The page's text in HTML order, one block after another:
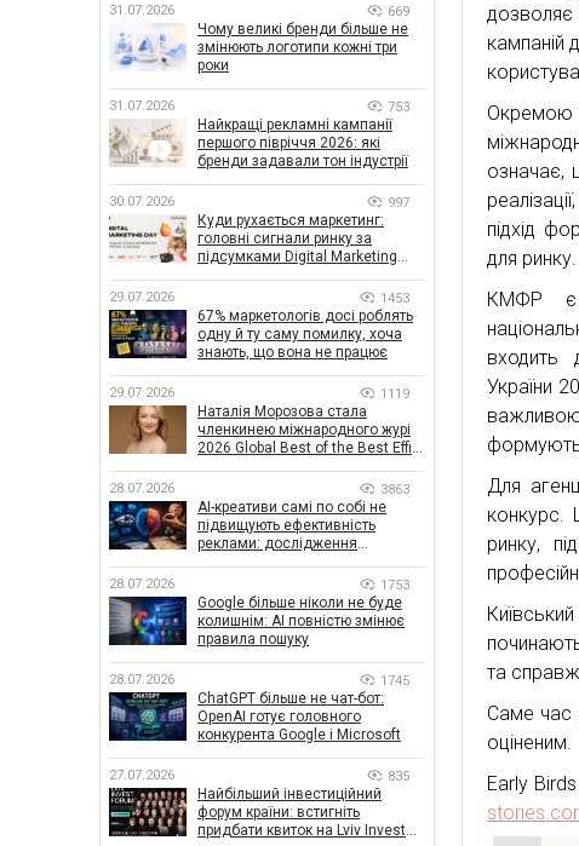
дозволяє
кампаній
Окремою
означає,
підхід
для ринку.
КМФР є
входить
України
формують
Для
конкурс.
ринку,
та
Саме час
оціненим.
Early
31.07.2026 669
Чому великі бренди більше не
змінюють логотипи кожні три
роки
31.07.2026 753
Найкращі рекламні кампанії
першого півріччя 2026: які
бренди задавали тон індустрії
30.07.2026 997
Куди рухається маркетинг:
головні сигнали ринку за
підсумками Digital Marketing
29.07.2026 1453
67% маркетологів досі роблять
одну й ту саму помилку, хоча
знають, що вона не працює
29.07.2026 1119
Наталія Морозова стала
членкинею міжнародного журі
2026 Global Best of the Best Effie
28.07.2026 3863
AI-креативи самі по собі не
підвищують ефективність
реклами: дослідження
впливає на ефективність
кампаній
28.07.2026 1753
Google більше ніколи не буде
колишнім: AI повністю змінює
правила пошуку
28.07.2026 1745
ChatGPT більше не чат-бот:
OpenAI готує головного
конкурента Google і Microsoft
27.07.2026 835
Найбільший інвестиційний
форум країни: встигніть
придбати квиток на Lviv Invest